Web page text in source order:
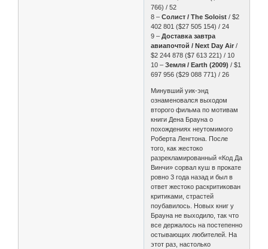
766) / 52
8 –Солист / The Soloist / $2
402 801 ($27 505 154) / 24
9 –Доставка завтра
авиапочтой / Next Day Air /
$2 244 878 ($7 613 221) / 10
10 –Земля / Earth (2009) / $1
697 956 ($29 088 771) / 26
Минувший уик-энд
ознаменовался выходом
второго фильма по мотивам
книги Дена Брауна о
похождениях неутомимого
Роберта Ленгтона. После
того, как жестоко
разрекламированный «Код Да
Винчи» сорвал куш в прокате
ровно 3 года назад и был в
ответ жестоко раскритикован
критиками, страстей
поубавилось. Новых книг у
Брауна не выходило, так что
все держалось на постепенно
остывающих любителей. На
этот раз, настолько